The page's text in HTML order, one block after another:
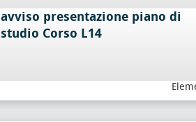
avviso presentazione piano di
studio Corso L14